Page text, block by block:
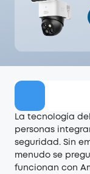
La tecnología
personas
seguridad. Sin
menudo se
funcionan con